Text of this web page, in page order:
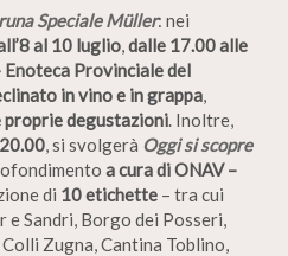
Speciale Müller: nei
al 10 luglio,dalle 17.00 alle
Enoteca Provinciale del
in vino e in grappa,
degustazioni. Inoltre,
, si svolgerà Oggi si scopre
a cura di ONAV –
di 10 etichette – tra cui
Sandri, Borgo dei Posseri,
Zugna, Cantina Toblino,